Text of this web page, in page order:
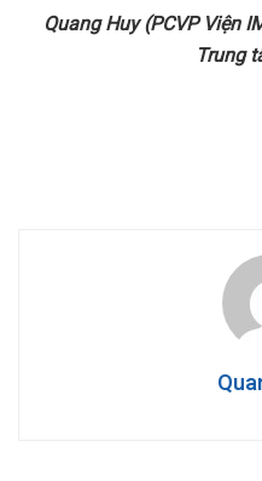
Quang Huy (PCVP Viện
Trung